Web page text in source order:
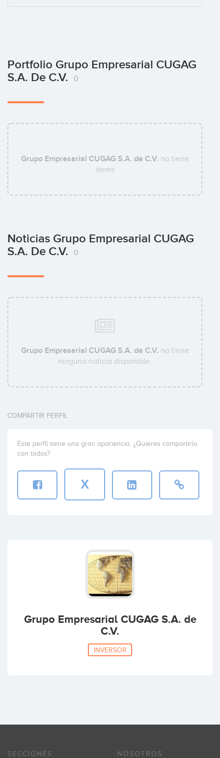
Portfolio Grupo Empresarial CUGAG
S.A. De C.V.
0
Grupo Empresarial CUGAG S.A. de C.V. no tiene
items
Noticias Grupo Empresarial CUGAG
S.A. De C.V.
0
Grupo Empresarial CUGAG S.A. de C.V. no tiene
ninguna noticia disponible.
COMPARTIR PERFIL
Este perfil tiene una gran apariencia. ¿Quieres compartirlo
con todos?
X
Grupo Empresarial CUGAG S.A. de
C.V.
INVERSOR
SECCIONES NOSOTROS